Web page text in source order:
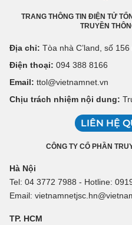
TRANG THÔNG TIN ĐIỆN TỬ
TRUYỀN
Địa chỉ: Tòa nhà C’land, số
Điện thoại: 094 388 8166
Email: ttol@vietnamnet.vn
Chịu trách nhiệm nội dung:
LIÊN HỆ
CÔNG TY CỔ PHẦN
Hà Nội
Tel: 04 3772 7988 - Hotline:
Email:
TP. HCM